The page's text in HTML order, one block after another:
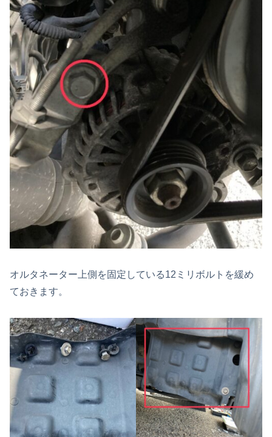
オルタネーター上側を固定している12ミリボルトを緩め
ておきます。